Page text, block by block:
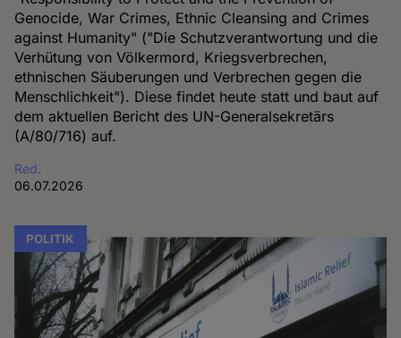
Genocide, War Crimes, Ethnic Cleansing and Crimes
against Humanity" ("Die Schutzverantwortung und die
Verhütung von Völkermord, Kriegsverbrechen,
ethnischen Säuberungen und Verbrechen gegen die
Menschlichkeit"). Diese findet heute statt und baut auf
dem aktuellen Bericht des UN-Generalsekretärs
(A/80/716) auf.
Red.
06.07.2026
POLITIK